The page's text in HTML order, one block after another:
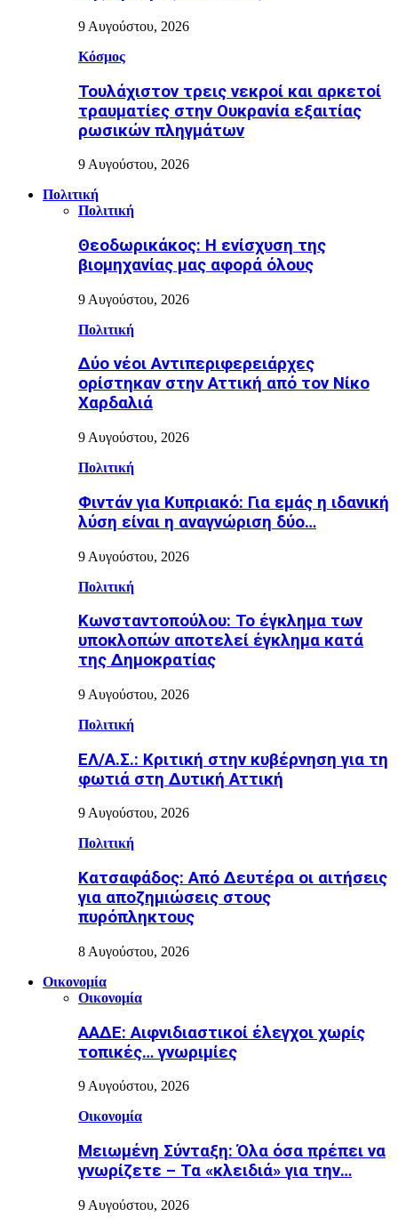
9 Αυγούστου, 2026
Κόσμος
Τουλάχιστον τρεις νεκροί και αρκετοί
τραυματίες στην Ουκρανία εξαιτίας
ρωσικών πληγμάτων
9 Αυγούστου, 2026
Πολιτική
Πολιτική
Θεοδωρικάκος: Η ενίσχυση της
βιομηχανίας μας αφορά όλους
9 Αυγούστου, 2026
Πολιτική
Δύο νέοι Αντιπεριφερειάρχες
ορίστηκαν στην Αττική από τον Νίκο
Χαρδαλιά
9 Αυγούστου, 2026
Πολιτική
Φιντάν για Κυπριακό: Για εμάς η ιδανική
λύση είναι η αναγνώριση δύο…
9 Αυγούστου, 2026
Πολιτική
Κωνσταντοπούλου: Το έγκλημα των
υποκλοπών αποτελεί έγκλημα κατά
της Δημοκρατίας
9 Αυγούστου, 2026
Πολιτική
ΕΛ/Α.Σ.: Κριτική στην κυβέρνηση για τη
φωτιά στη Δυτική Αττική
9 Αυγούστου, 2026
Πολιτική
Κατσαφάδος: Από Δευτέρα οι αιτήσεις
για αποζημιώσεις στους
πυρόπληκτους
8 Αυγούστου, 2026
Οικονομία
Οικονομία
ΑΑΔΕ: Αιφνιδιαστικοί έλεγχοι χωρίς
τοπικές… γνωριμίες
9 Αυγούστου, 2026
Οικονομία
Μειωμένη Σύνταξη: Όλα όσα πρέπει να
γνωρίζετε – Τα «κλειδιά» για την…
9 Αυγούστου, 2026